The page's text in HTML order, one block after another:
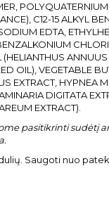
C12-15 ALKYL
EDTA,
ANNUUS
OIL), VEGETABLE
EXTRACT, HYPNEA
DIGITATA
EXTRACT).
pasitikrinti sudėtį
Saugoti nuo